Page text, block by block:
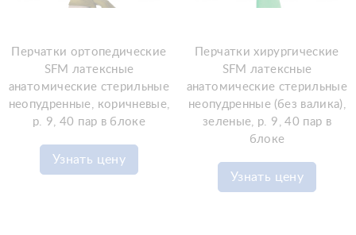
Перчатки ортопедические
SFM латексные
анатомические стерильные
неопудренные, коричневые,
р. 9, 40 пар в блоке
Узнать цену
Перчатки хирургические
SFM латексные
анатомические стерильные
неопудренные (без валика),
зеленые, р. 9, 40 пар в
блоке
Узнать цену